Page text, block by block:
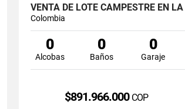
Colombia
0
Alcobas
0
Baños
0
Garaje
$891.966.000 COP